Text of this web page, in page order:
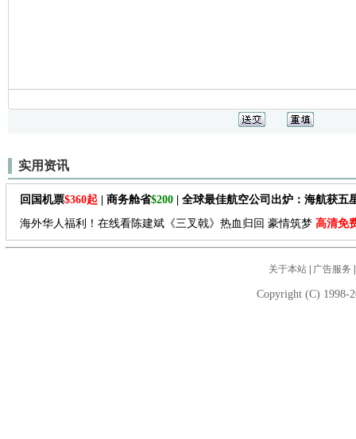
实用资讯
回国机票$360起 | 商务舱省$200 | 全球最佳航空公司出炉：海航获五
海外华人福利！在线看陈建斌《三叉戟》热血归回 豪情筑梦 高清免
关于本站| 广告服务
Copyright (C) 1998-